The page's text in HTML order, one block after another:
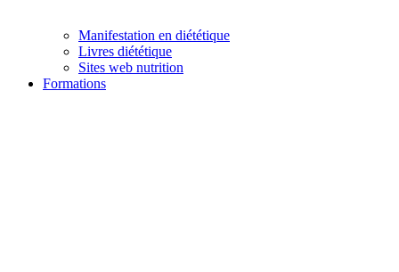
Manifestation en diététique
Livres diététique
Sites web nutrition
Formations